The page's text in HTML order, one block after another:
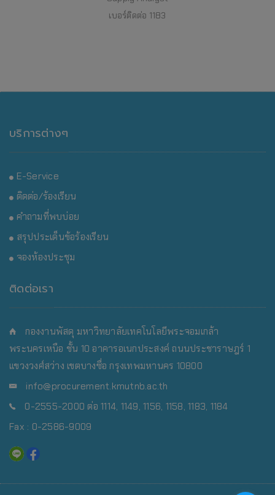
เบอร์ติดต่อ 1183
บริการต่างๆ
E-Service
ติดต่อ/ร้องเรียน
คำถามที่พบบ่อย
สรุปประเด็นข้อร้องเรียน
จองห้องประชุม
ติดต่อเรา
กองงานพัสดุ มหาวิทยาลัยเทคโนโลยีพระจอมเกล้า
พระนครเหนือ ชั้น 10 อาคารอเนกประสงค์ ถนนประชาราษฎร์ 1
แขวงวงศ์สว่าง เขตบางซื่อ กรุงเทพมหานคร 10800
info@procurement.kmutnb.ac.th
0-2555-2000 ต่อ 1114, 1149, 1156, 1158, 1183, 1184
Fax : 0-2586-9009